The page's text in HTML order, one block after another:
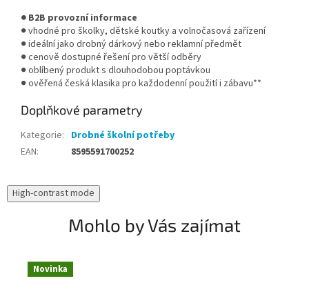
● B2B provozní informace
● vhodné pro školky, dětské koutky a volnočasová zařízení
● ideální jako drobný dárkový nebo reklamní předmět
● cenově dostupné řešení pro větší odběry
● oblíbený produkt s dlouhodobou poptávkou
● ověřená česká klasika pro každodenní použití i zábavu**
Doplňkové parametry
Kategorie: Drobné školní potřeby
EAN: 8595591700252
High-contrast mode
Mohlo by Vás zajímat
Novinka